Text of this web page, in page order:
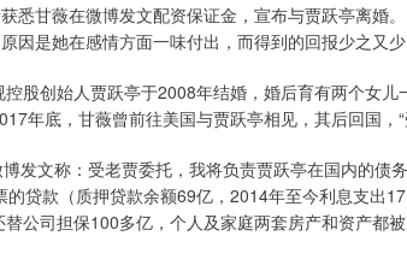
悉甘薇在微博发文配资保证金，宣布与贾跃亭离婚
因是她在感情方面一味付出，而得到的回报少之又少
股创始人贾跃亭于2008年结婚，婚后育有两个女
年底，甘薇曾前往美国与贾跃亭相见，其后回国，“
发文称：受老贾委托，我将负责贾跃亭在国内的债
贷款（质押贷款余额69亿，2014年至今利息支出
公司担保100多亿，个人及家庭两套房产和资产都